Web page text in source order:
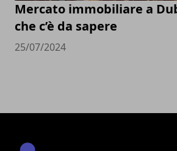
Mercato immobiliare a
che c’è da sapere
25/07/2024